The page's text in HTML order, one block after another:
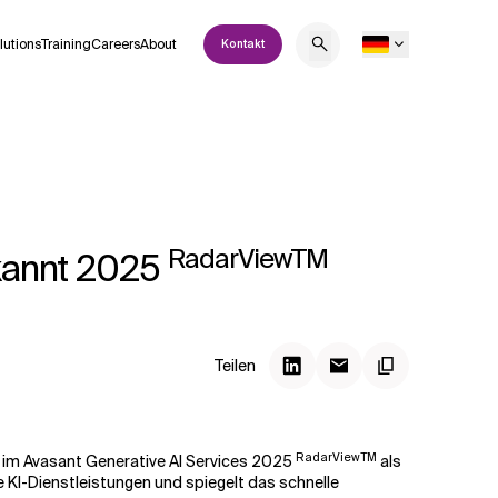
TrainingCareersAbout Kontakt
2025 RadarViewTM
Teilen
Avasant Generative AI Services 2025 RadarViewTM als
Dienstleistungen und spiegelt das schnelle